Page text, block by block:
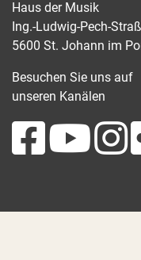
Haus der Musik
Ing.-Ludwig-Pech-
5600 St. Johann im
Besuchen Sie uns auf
unseren Kanälen